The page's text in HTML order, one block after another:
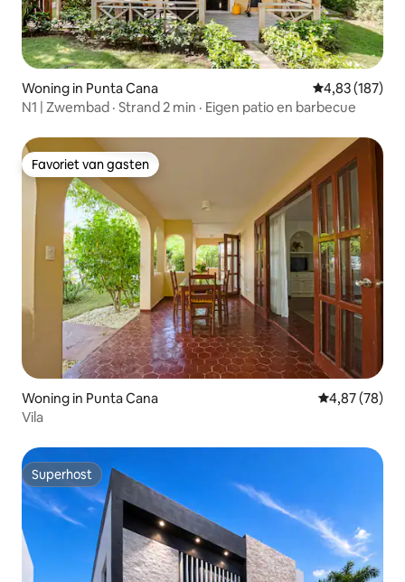
Woning in Punta Cana Gemiddelde
4,83 (187)
N1 | Zwembad · Strand 2 min · Eigen patio en barbecue
Favoriet van gasten
Favoriet van gasten
Woning in Punta Cana Gemiddelde
4,87 (78)
Vila
Superhost
Superhost